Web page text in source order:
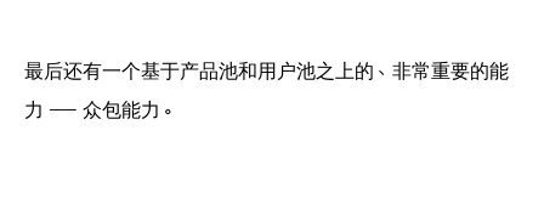
最后还有一个基于产品池和用户池之上的、非常重要的能
力 —— 众包能力。